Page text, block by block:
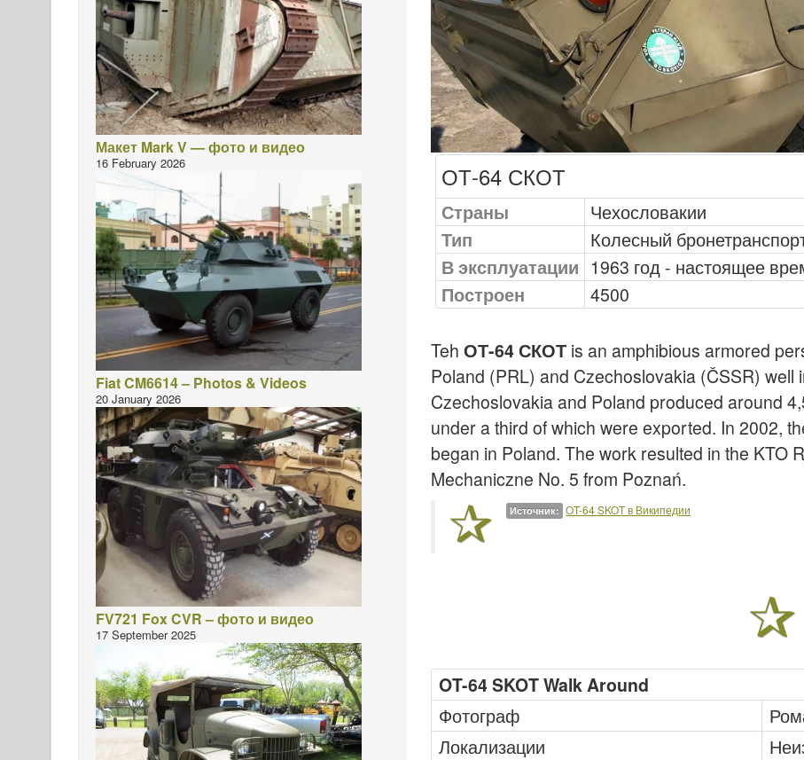
ОТ-64 СКОТ
Страны
Чехословакии
Тип
Колесный
В эксплуатации 1963 год - настоящее
Построен
4500
Teh ОТ-64 СКОТ is an amphibious armored
Poland (PRL) and Czechoslovakia (ČSSR) well
Czechoslovakia and Poland produced around
under a third of which were exported. In 2002,
began in Poland. The work resulted in the KTO
Mechaniczne No. 5 from Poznań.
Источник: OT-64 SKOT в Википедии
OT-64 SKOT Walk Around
Фотограф
Локализации
Макет Mark V — фото и видео
16 February 2026
Fiat CM6614 – Photos & Videos
20 January 2026
FV721 Fox CVR – фото и видео
17 September 2025